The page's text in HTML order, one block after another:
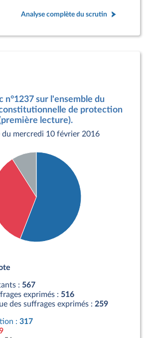
Analyse complète du scrutin
n°1237 sur l'ensemble du
de protection
lecture).
du mercredi 10 février 2016
: 199 députés
: 567
exprimés : 516
des suffrages exprimés : 259
: 317